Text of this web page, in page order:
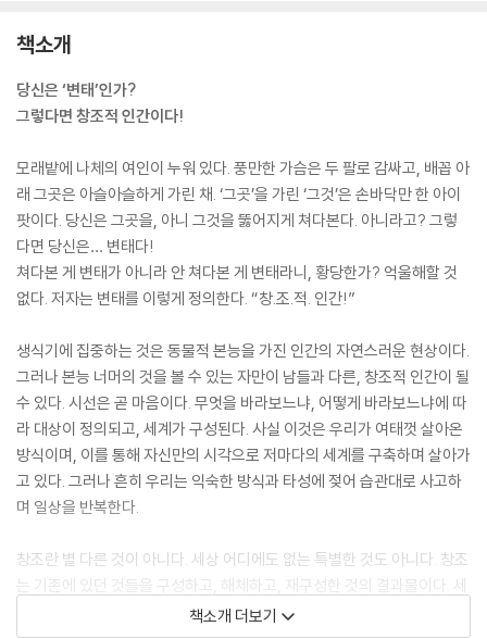
책소개
당신은 ‘변태’인가?
그렇다면 창조적 인간이다!
모래밭에 나체의 여인이 누워 있다. 풍만한 가슴은 두 팔로 감싸고, 배꼽 아
래 그곳은 아슬아슬하게 가린 채. ‘그곳’을 가린 ‘그것’은 손바닥만 한 아이
팟이다. 당신은 그곳을, 아니 그것을 뚫어지게 쳐다본다. 아니라고? 그렇
다면 당신은… 변태다!
쳐다본 게 변태가 아니라 안 쳐다본 게 변태라니, 황당한가? 억울해할 것
없다. 저자는 변태를 이렇게 정의한다. “창.조.적. 인간!”
생식기에 집중하는 것은 동물적 본능을 가진 인간의 자연스러운 현상이다.
그러나 본능 너머의 것을 볼 수 있는 자만이 남들과 다른, 창조적 인간이 될
수 있다. 시선은 곧 마음이다. 무엇을 바라보느냐, 어떻게 바라보느냐에 따
라 대상이 정의되고, 세계가 구성된다. 사실 이것은 우리가 여태껏 살아온
방식이며, 이를 통해 자신만의 시각으로 저마다의 세계를 구축하며 살아가
고 있다. 그러나 흔히 우리는 익숙한 방식과 타성에 젖어 습관대로 사고하
며 일상을 반복한다.
창조란 별 다른 것이 아니다. 세상 어디에도 없는 특별한 것도 아니다. 창조
는 기존에 있던 것들을 구성하고, 해체하고, 재구성한 것의 결과물이다. 세
상의 모든 창조는 이미 존재하는 것들의 또 다른 편집이라는 뜻이다. 그 편
책소개 더보기